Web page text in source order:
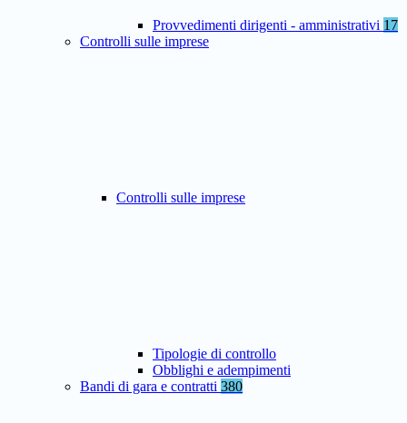
Provvedimenti dirigenti - amministrativi 17
Controlli sulle imprese
Controlli sulle imprese
Tipologie di controllo
Obblighi e adempimenti
Bandi di gara e contratti 380